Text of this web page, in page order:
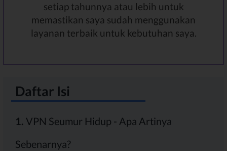
setiap tahunnya atau lebih untuk
memastikan saya sudah menggunakan
layanan terbaik untuk kebutuhan saya.
Daftar Isi
1. VPN Seumur Hidup - Apa Artinya
Sebenarnya?